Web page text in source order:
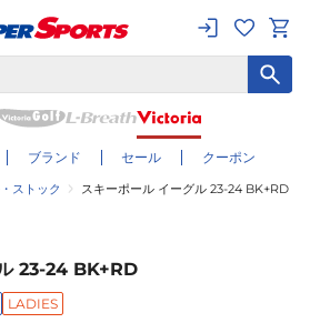
ブランド セール クーポン
ストック スキーポール イーグル 23-24 BK+RD
23-24 BK+RD
LADIES